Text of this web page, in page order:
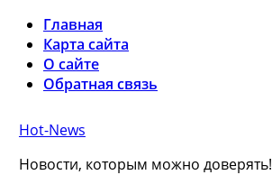
Главная
Карта сайта
О сайте
Обратная связь
Hot-News
Новости, которым можно доверять!